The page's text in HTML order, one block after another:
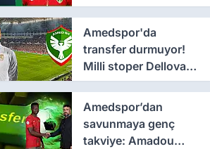
kariyeri ve forma
giydiği takımlar
Amedspor'da
transfer durmuyor!
Milli stoper Dellova
imza için Türkiye'ye
geldi
Amedspor’dan
savunmaya genç
takviye: Amadou